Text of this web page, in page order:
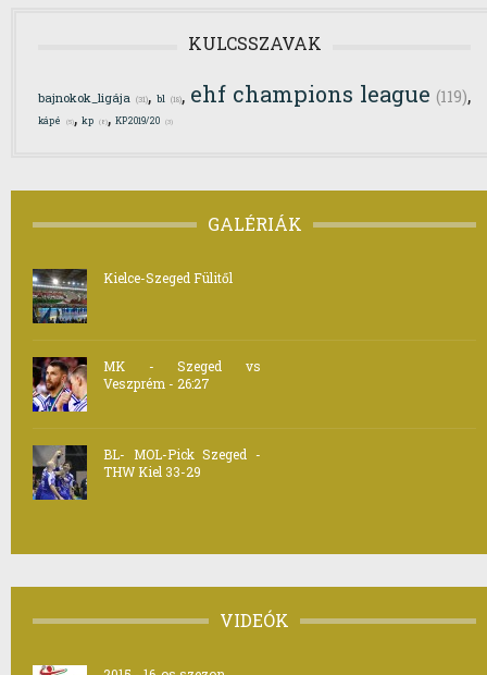
KULCSSZAVAK
bajnokok_ligája (31), bl (18), ehf champions league (119),
kápé (5), kp (8), KP2019/20 (3)
GALÉRIÁK
Kielce-Szeged Fülitől
MK - Szeged vs
Veszprém - 26:27
BL- MOL-Pick Szeged -
THW Kiel 33-29
VIDEÓK